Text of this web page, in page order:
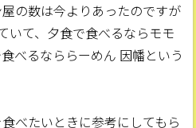
の数は今よりあったのですが
いて、夕食で食べるならモモ
べるなららーめん 因幡という
べたいときに参考にしてもら